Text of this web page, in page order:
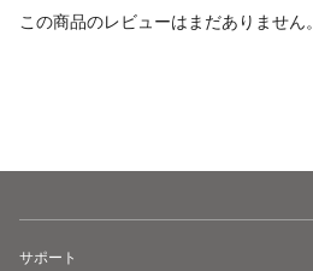
この商品のレビューはまだありません。
サポート